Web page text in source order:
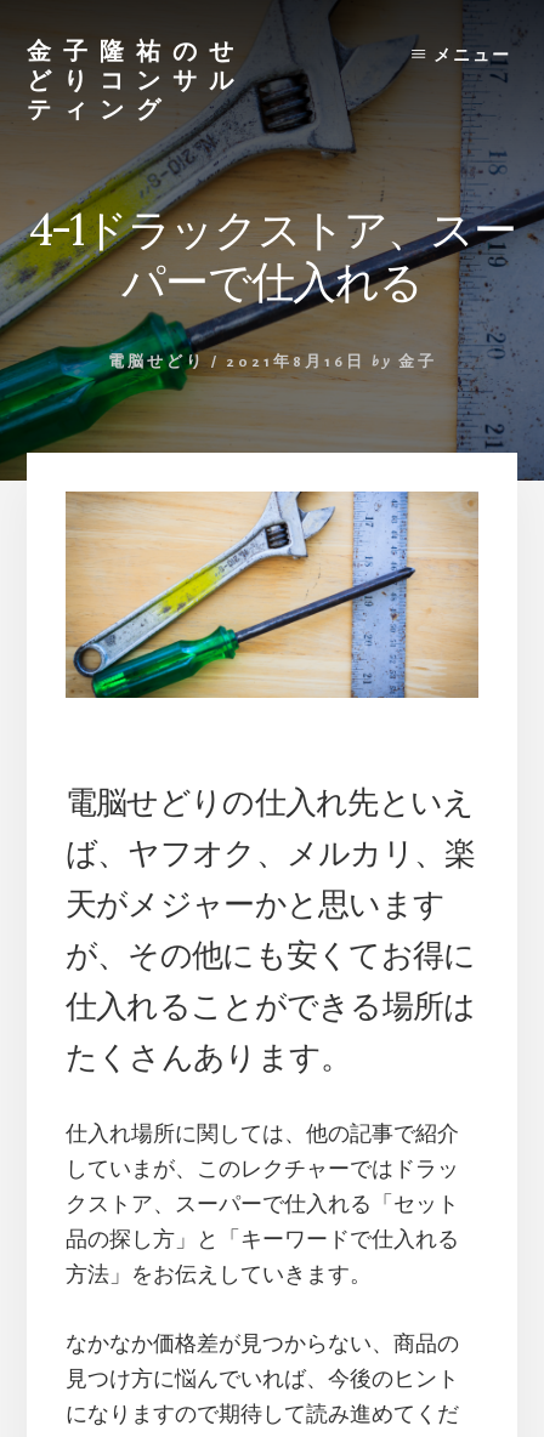
content
金子隆祐のせ
どりコンサル
ティング
メニュー
4-1ドラックストア、スー
パーで仕入れる
電脳せどり / 2021年8月16日 by 金子
電脳せどりの仕入れ先といえ
ば、ヤフオク、メルカリ、楽
天がメジャーかと思います
が、その他にも安くてお得に
仕入れることができる場所は
たくさんあります。
仕入れ場所に関しては、他の記事で紹介
していまが、このレクチャーではドラッ
クストア、スーパーで仕入れる「セット
品の探し方」と「キーワードで仕入れる
方法」をお伝えしていきます。
なかなか価格差が見つからない、商品の
見つけ方に悩んでいれば、今後のヒント
になりますので期待して読み進めてくだ